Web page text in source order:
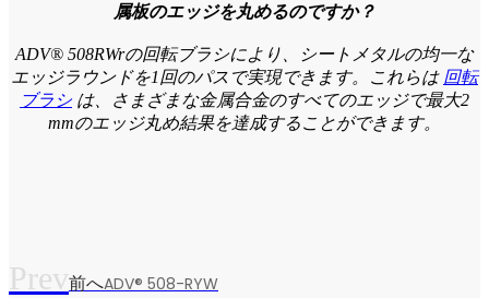
属板のエッジを丸めるのですか？
ADV® 508RWrの回転ブラシにより、シートメタルの均一な
エッジラウンドを1回のパスで実現できます。これらは 回転
ブラシは、さまざまな金属合金のすべてのエッジで最大2
mmのエッジ丸め結果を達成することができます。
Prev前へADV® 508-RYW